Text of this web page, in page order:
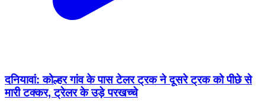
दनियावां: कोल्हर गांव के पास टेलर ट्रक ने दूसरे ट्रक को पीछे से
मारी टक्कर, ट्रेलर के उड़े परखच्चे